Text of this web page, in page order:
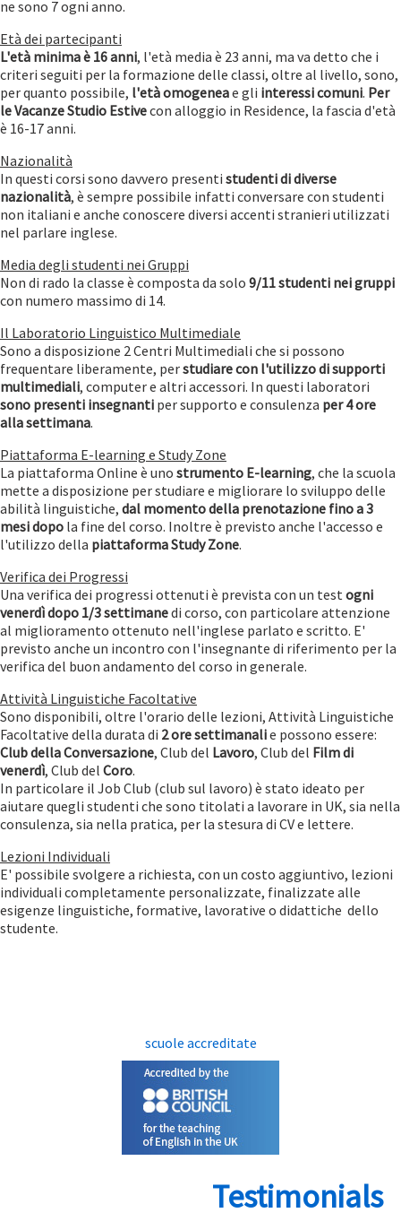
ne sono 7 ogni anno.
Età dei partecipanti
L'età minima è 16 anni, l'età media è 23 anni, ma va detto che i
criteri seguiti per la formazione delle classi, oltre al livello, sono,
per quanto possibile, l'età omogeneae gli interessi comuni. Per
le Vacanze Studio Estivecon alloggio in Residence, la fascia d'età
è 16-17 anni.
Nazionalità
In questi corsi sono davvero presenti studenti di diverse
nazionalità, è sempre possibile infatti conversare con studenti
non italiani e anche conoscere diversi accenti stranieri utilizzati
nel parlare inglese.
Media degli studenti nei Gruppi
Non di rado la classe è composta da solo 9/11 studenti nei gruppi
con numero massimo di 14.
Il Laboratorio Linguistico Multimediale
Sono a disposizione 2 Centri Multimediali che si possono
frequentare liberamente, perstudiare con l'utilizzo di supporti
multimediali, computer e altri accessori. In questi laboratori
sono presenti insegnanti per supporto e consulenza per 4 ore
alla settimana.
Piattaforma E-learning e Study Zone
La piattaforma Online è uno strumento E-learning, che la scuola
mette a disposizione per studiare e migliorare lo sviluppo delle
abilità linguistiche, dal momento della prenotazione fino a 3
mesi dopo la fine del corso. Inoltre è previsto anche l'accesso e
l'utilizzo della piattaforma Study Zone.
Verifica dei Progressi
Una verifica dei progressi ottenuti è prevista con un testogni
venerdì dopo 1/3 settimanedi corso, con particolare attenzione
al miglioramento ottenuto nell'inglese parlato e scritto. E'
previsto anche un incontro con l'insegnante di riferimento per la
verifica del buon andamento del corso in generale.
Attività Linguistiche Facoltative
Sono disponibili, oltre l'orario delle lezioni, Attività Linguistiche
Facoltative della durata di 2 ore settimanalie possono essere:
Club dellaConversazione, Club del Lavoro, Club del Film di
venerdì, Club del Coro.
In particolare il Job Club (club sul lavoro) è stato ideato per
aiutare quegli studenti che sono titolati a lavorare in UK, sia nella
consulenza, sia nella pratica, per la stesura di CV e lettere.
Lezioni Individuali
E' possibile svolgere a richiesta, con un costo aggiuntivo, lezioni
individuali completamente personalizzate, finalizzate alle
esigenze linguistiche, formative, lavorative o didattiche dello
studente.
scuole accreditate
Testimonials